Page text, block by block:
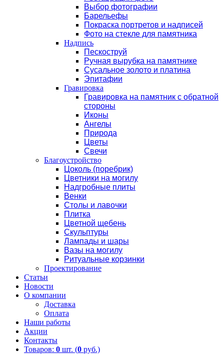
Выбор фотографии
Барельефы
Покраска портретов и надписей
Фото на стекле для памятника
Надпись
Пескоструй
Ручная вырубка на памятнике
Сусальное золото и платина
Эпитафии
Гравировка
Гравировка на памятник с обратной
стороны
Иконы
Ангелы
Природа
Цветы
Свечи
Благоустройство
Цоколь (поребрик)
Цветники на могилу
Надгробные плиты
Венки
Столы и лавочки
Плитка
Цветной щебень
Скульптуры
Лампады и шары
Вазы на могилу
Ритуальные корзинки
Проектирование
Статьи
Новости
О компании
Доставка
Оплата
Наши работы
Акции
Контакты
Товаров: 0 шт. (0 руб.)